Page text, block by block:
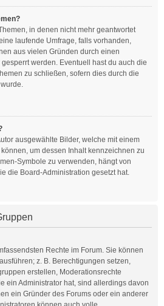
in denen nicht mehr geantwortet
laufende Umfrage, falls vorhanden,
aus vielen Gründen durch einen
werden. Eventuell hast du auch die
zu schließen, sofern dies durch die
ausgewählte Bilder, welche mit einem
um dessen Inhalt kennzeichnen zu
Symbole zu verwenden, hängt von
die Board-Administration gesetzt hat.
Rechte im Forum. Sie können
z. B. Berechtigungen setzen,
erstellen, Moderationsrechte
ein Administrator hat, sind allerdings davon
ein Gründer des Forums oder ein anderer